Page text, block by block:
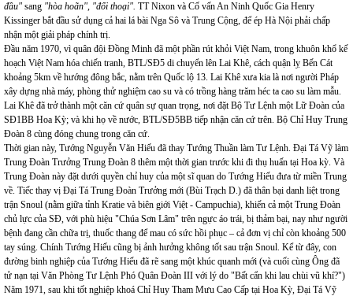
đầu" sang "hòa hoãn", "đối thoại". TT Nixon và Cố vấn An Ninh Quốc Gia Henry
Kissinger bắt đầu sử dụng cả hai lá bài Nga Sô và Trung Cộng, để ép Hà Nội phải chấp
nhận một giải pháp chính trị.
Đầu năm 1970, vì quân đội Đồng Minh đã một phần rút khỏi Việt Nam, trong khuôn khổ kế
hoạch Việt Nam hóa chiến tranh, BTL/SĐ5 di chuyển lên Lai Khê, cách quận lỵ Bến Cát
khoảng 5km về hướng đông bắc, nằm trên Quốc lộ 13. Lai Khê xưa kia là nơi người Pháp
xây dựng nhà máy, phòng thử nghiệm cao su và có trồng hàng trăm héc ta cao su làm mẫu.
Lai Khê đã trở thành một căn cứ quân sự quan trọng, nơi đặt Bộ Tư Lệnh một Lữ Đoàn của
SĐ1BB Hoa Kỳ; và khi họ về nước, BTL/SĐ5BB tiếp nhận căn cứ trên. Bộ Chỉ Huy Trung
Đoàn 8 cùng đóng chung trong căn cứ.
Thời gian này, Tướng Nguyễn Văn Hiếu đã thay Tướng Thuần làm Tư Lệnh. Đại Tá Vỹ làm
Trung Đoàn Trưởng Trung Đoàn 8 thêm một thời gian trước khi đi thụ huấn tại Hoa kỳ. Và
Trung Đoàn này đặt dưới quyền chỉ huy của một sĩ quan do Tướng Hiếu đưa từ miền Trung
về. Tiếc thay vị Đại Tá Trung Đoàn Trưởng mới (Bùi Trạch D.) đã thân bại danh liệt trong
trận Snoul (nằm giữa tỉnh Kratie và biên giới Việt - Campuchia), khiến cả một Trung Đoàn
chủ lực của SĐ, với phù hiệu "Chúa Sơn Lâm" trên ngực áo trái, bị thảm bại, nay như người
bệnh đang cần chữa trị, thuốc thang để mau có sức hồi phục – cả đơn vị chỉ còn khoảng 500
tay súng. Chính Tướng Hiếu cũng bị ảnh hưởng không tốt sau trận Snoul. Kể từ đây, con
đường binh nghiệp của Tướng Hiếu đã rẽ sang một khúc quanh mới (và cuối cùng Ông đã
tử nạn tại Văn Phòng Tư Lệnh Phó Quân Đoàn III với lý do "Bất cẩn khi lau chùi vũ khí?")
Năm 1971, sau khi tốt nghiệp khoá Chỉ Huy Tham Mưu Cao Cấp tại Hoa Kỳ, Đại Tá Vỹ